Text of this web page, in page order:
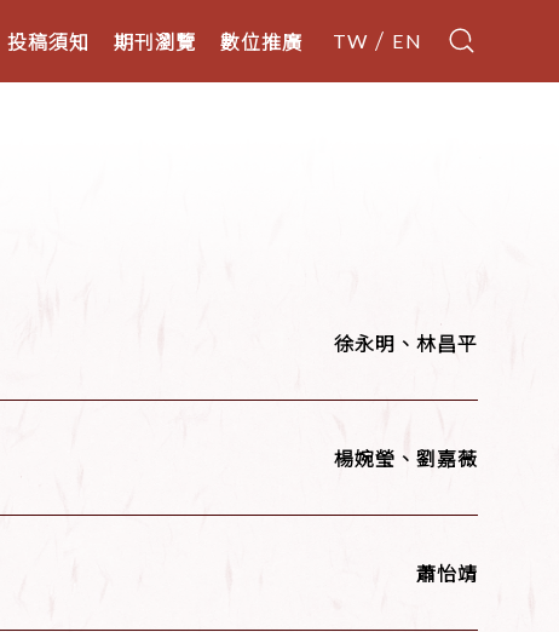
TW EN
投稿須知 期刊瀏覽 數位推廣
徐永明、林昌平
楊婉瑩、劉嘉薇
蕭怡靖